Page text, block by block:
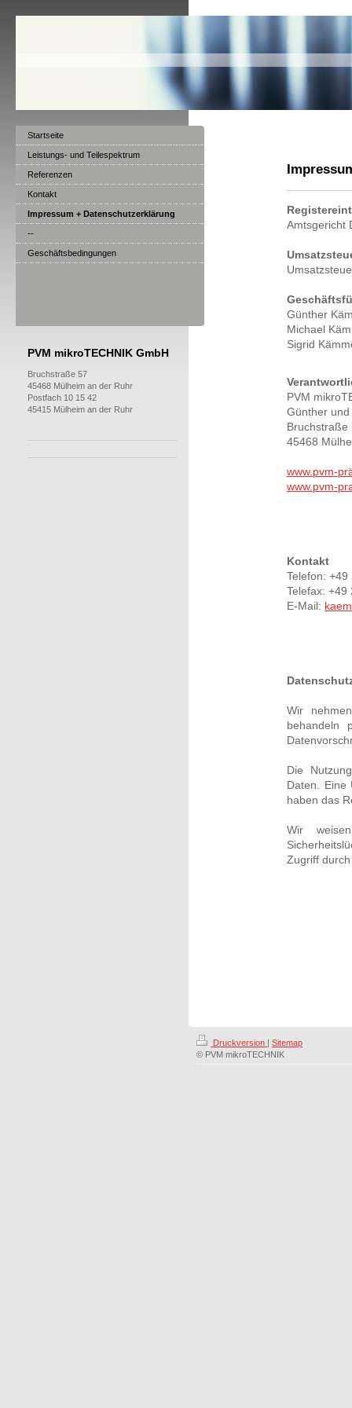
Amtsgericht
Günther
Michael
Sigrid
PVM
Günther
Bruchstraße
45468
www.pvm-
www.pvm-
Kontakt
Telefon:
Telefax: +49
E-Mail:
Wir
behandeln
Die
Daten. Eine
haben das
Wir
Zugriff
Startseite
Leistungs- und Teilespektrum
Referenzen
Kontakt
Impressum + Datenschutzerklärung
--
Geschäftsbedingungen
PVM mikroTECHNIK GmbH
Bruchstraße 57
45468 Mülheim an der Ruhr
Postfach 10 15 42
45415 Mülheim an der Ruhr
Druckversion | Sitemap
© PVM mikroTECHNIK